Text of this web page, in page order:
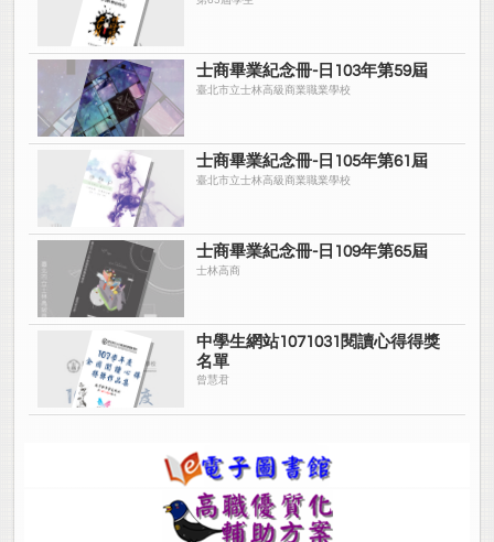
士商畢業紀念冊-日103年第59屆
臺北市立士林高級商業職業學校
士商畢業紀念冊-日105年第61屆
臺北市立士林高級商業職業學校
士商畢業紀念冊-日109年第65屆
士林高商
中學生網站1071031閱讀心得得獎
名單
曾慧君